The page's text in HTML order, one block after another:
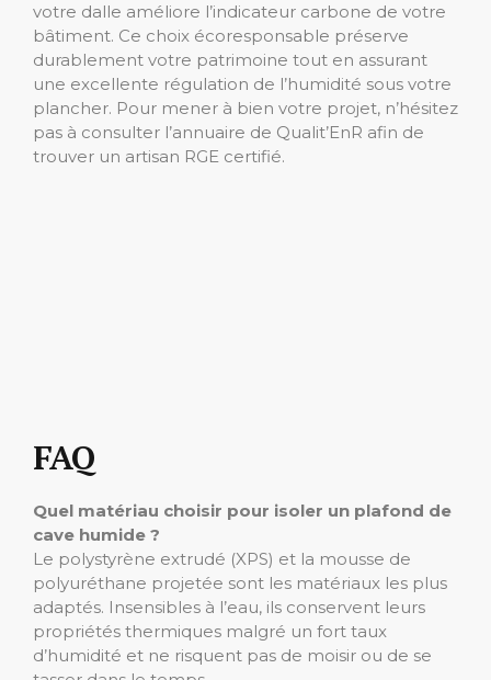
votre dalle améliore l’indicateur carbone de votre
bâtiment. Ce choix écoresponsable préserve
durablement votre patrimoine tout en assurant
une excellente régulation de l’humidité sous votre
plancher. Pour mener à bien votre projet, n’hésitez
pas à consulter l’annuaire de Qualit’EnR afin de
trouver un artisan RGE certifié.
FAQ
Quel matériau choisir pour isoler un plafond de
cave humide ?
Le polystyrène extrudé (XPS) et la mousse de
polyuréthane projetée sont les matériaux les plus
adaptés. Insensibles à l’eau, ils conservent leurs
propriétés thermiques malgré un fort taux
d’humidité et ne risquent pas de moisir ou de se